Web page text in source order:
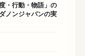
・行動・物語」の
ノンジャパンの実